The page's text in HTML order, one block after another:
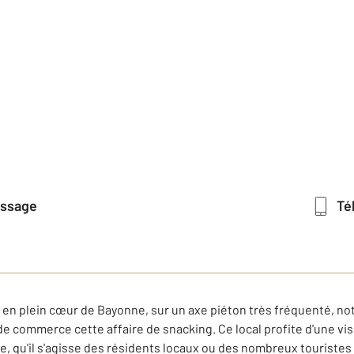
plein cœur de Bayonne, sur un axe piéton très fréquenté,
commerce cette affaire de snacking. Ce local profite d'une
qu'il s'agisse des résidents locaux ou des nombreux